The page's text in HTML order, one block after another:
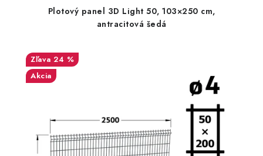
Plotový panel 3D Light 50, 103×250 cm,
antracitová šedá
24 %
Akcia